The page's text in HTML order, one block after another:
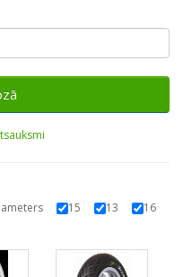
15 13 16